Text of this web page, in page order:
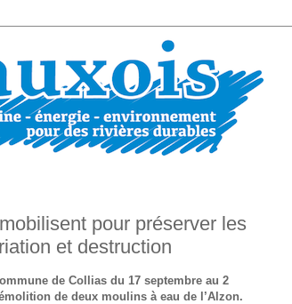
pour préserver les
et destruction
de Collias du 17 septembre au 2
de deux moulins à eau de l’Alzon.